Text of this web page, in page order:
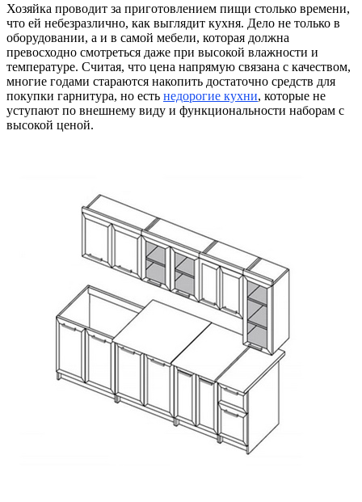
Хозяйка проводит за приготовлением пищи столько времени,
что ей небезразлично, как выглядит кухня. Дело не только в
оборудовании, а и в самой мебели, которая должна
превосходно смотреться даже при высокой влажности и
температуре. Считая, что цена напрямую связана с качеством,
многие годами стараются накопить достаточно средств для
покупки гарнитура, но есть недорогие кухни, которые не
уступают по внешнему виду и функциональности наборам с
высокой ценой.